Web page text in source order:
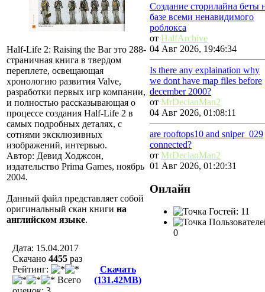
Half-Life 2: Raising the Bar это 288-
страничная книга в твердом
переплете, освещающая
хронологию развития Valve,
разработки первых игр компании,
и полностью рассказывающая о
процессе создания Half-Life 2 в
самых подробных деталях, с
сотнями эксклюзивных
изображений, интервью.
Автор: Девид Ходжсон,
издательство Prima Games, ноябрь
2004.
Данный файл представляет собой
оригинальный скан книги на
английском языке.
Дата: 15.04.2017
Скачано 4455 раз
Рейтинг:
Всего
Скачать
(131.42MB)
Создание сторилайна беты
базе всеми ненавидимого
роблокса
от HalfArchive
04 Авг 2026, 19:46:34
Is there any explaination why
we dont have map files before
december 2000?
от MrDeclanMan2
04 Авг 2026, 01:08:11
are rooftops10 and sniper_029
connected?
от MrDeclanMan2
01 Авг 2026, 01:20:31
Онлайн
Гостей: 11
0